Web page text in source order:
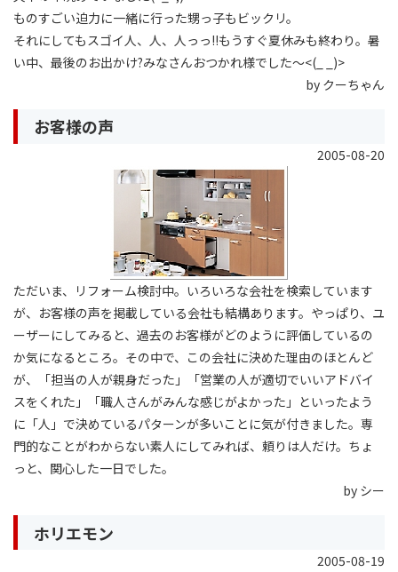
ものすごい迫力に一緒に行った甥っ子もビックリ。
それにしてもスゴイ人、人、人っっ!!もうすぐ夏休みも終わり。暑
い中、最後のお出かけ?みなさんおつかれ様でした〜<(_ _)>
by クーちゃん
お客様の声
2005-08-20
ただいま、リフォーム検討中。いろいろな会社を検索しています
が、お客様の声を掲載している会社も結構あります。やっぱり、ユ
ーザーにしてみると、過去のお客様がどのように評価しているの
か気になるところ。その中で、この会社に決めた理由のほとんど
が、「担当の人が親身だった」「営業の人が適切でいいアドバイ
スをくれた」「職人さんがみんな感じがよかった」といったよう
に「人」で決めているパターンが多いことに気が付きました。専
門的なことがわからない素人にしてみれば、頼りは人だけ。ちょ
っと、関心した一日でした。
by シー
ホリエモン
2005-08-19